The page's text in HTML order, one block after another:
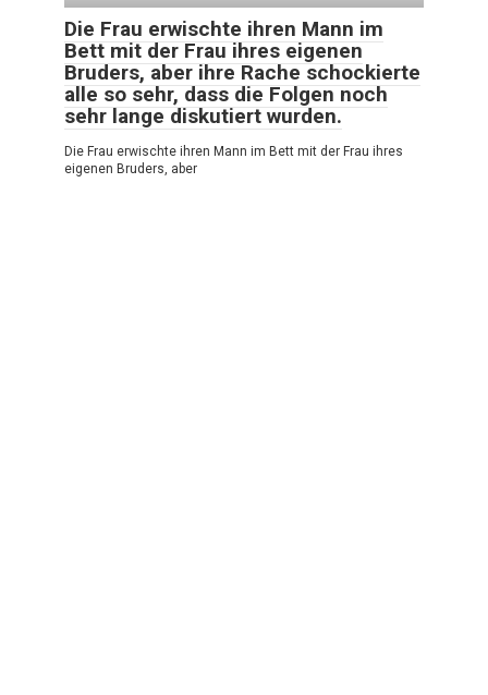
Die Frau erwischte ihren Mann im
Bett mit der Frau ihres eigenen
Bruders, aber ihre Rache schockierte
alle so sehr, dass die Folgen noch
sehr lange diskutiert wurden.
Die Frau erwischte ihren Mann im Bett mit der Frau ihres
eigenen Bruders, aber